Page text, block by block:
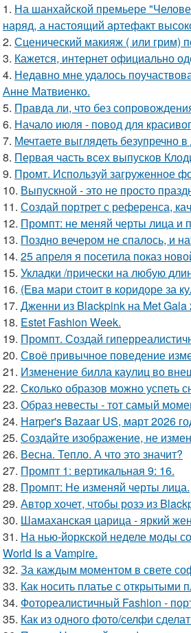
1. На шанхайской премьере
наряд, а настоящий артефакт
2. Сценический макияж ( или грим)
3. Кажется, интернет официально
4. Недавно мне удалось
Анне Матвиенко.
5. Правда ли, что без
6. Начало июля - повод для
7. Мечтаете выглядеть безупречно
8. Первая часть всех выпусков
9. Промт. Используй загруженное
10. Выпускной - это не просто
11. Создай портрет с референса,
12. Промпт: не меняй черты лица и
13. Поздно вечером не спалось, и
14. 25 апреля я посетила показ
15. Укладки /прически на любую
16. (Ева мари стоит в коридоре за
17. Дженни из Blackpink на Met Gala
18. Estet Fashion Week.
19. Промпт. Создай
20. Своё привычное поведение
21. Изменение билла каулиц во
22. Сколько образов можно успеть
23. Образ невесты - тот самый
24. Harper's Bazaar US, март 2026
25. Создайте изображение, не
26. Весна. Тепло. А что это значит?
27. Промпт 1: вертикальная 9: 16.
28. Промпт: Не изменяй черты лица.
29. Автор хочет, чтобы розэ из
30. Шамаханская царица - яркий
31. На нью-йоркской неделе моды
World Is a Vampire.
32. За каждым моментом в свете
33. Как носить платье с открытыми
34. Фотореалистичный Fashion -
35. Как из одного фото/селфи